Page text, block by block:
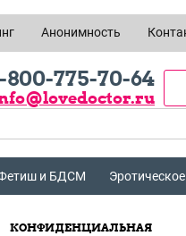
Анонимность
800-775-70-64
и БДСМ
КОНФИДЕНЦИАЛЬНАЯ